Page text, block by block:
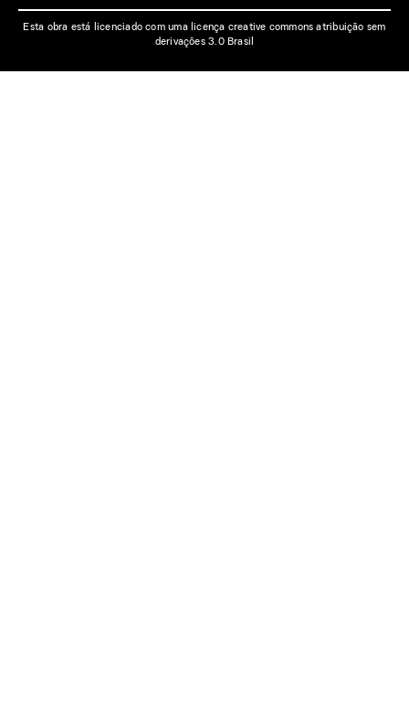
Esta obra está licenciado com uma licença creative commons atribuição sem
derivações 3.0 Brasil